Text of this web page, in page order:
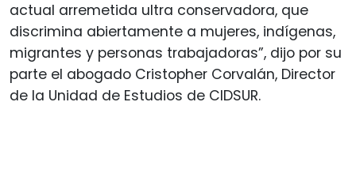
actual arremetida ultra conservadora, que
discrimina abiertamente a mujeres, indígenas,
migrantes y personas trabajadoras”, dijo por su
parte el abogado Cristopher Corvalán, Director
de la Unidad de Estudios de CIDSUR.